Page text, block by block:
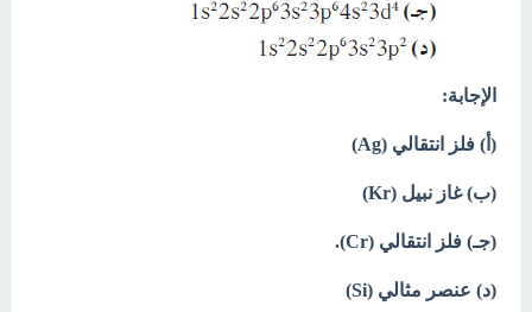
الإجابة:
(أ) فلز انتقالي (Ag)
(ب) غاز نبيل (Kr)
(جـ) فلز انتقالي (Cr).
(د) عنصر مثالي (Si)